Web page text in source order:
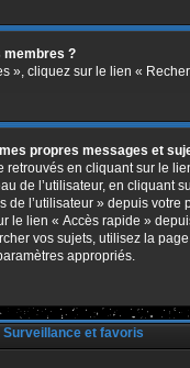
membres ?
», cliquez sur le lien «
propres messages et
retrouvés en cliquant sur le
de l’utilisateur, en cliquant
de l’utilisateur » depuis votre
le lien « Accès rapide »
vos sujets, utilisez la
appropriés.
Surveillance et favoris